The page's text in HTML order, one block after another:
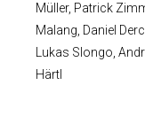
Müller, Patrick
Malang, Daniel
Lukas Slongo,
Härtl